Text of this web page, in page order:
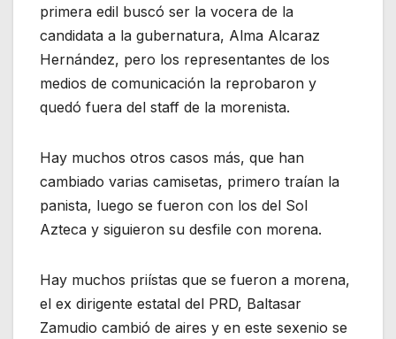
primera edil buscó ser la vocera de la
candidata a la gubernatura, Alma Alcaraz
Hernández, pero los representantes de los
medios de comunicación la reprobaron y
quedó fuera del staff de la morenista.
Hay muchos otros casos más, que han
cambiado varias camisetas, primero traían la
panista, luego se fueron con los del Sol
Azteca y siguieron su desfile con morena.
Hay muchos priístas que se fueron a morena,
el ex dirigente estatal del PRD, Baltasar
Zamudio cambió de aires y en este sexenio se